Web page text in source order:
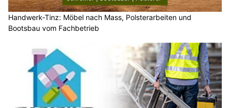
Handwerk-Tinz: Möbel nach Mass, Polsterarbeiten und
Bootsbau vom Fachbetrieb